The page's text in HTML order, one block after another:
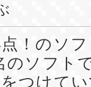
！のソ
のソフト
つけて